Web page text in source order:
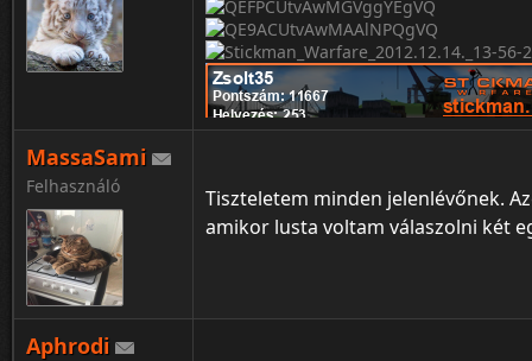
MassaSami
Felhasználó
Tiszteletem minden jelenlévőnek.
amikor lusta voltam válaszolni két
Aphrodi